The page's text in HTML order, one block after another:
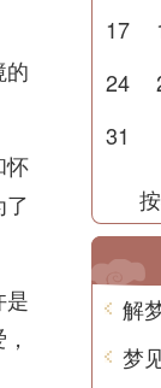
的
怀
是
17
24
31
解
梦